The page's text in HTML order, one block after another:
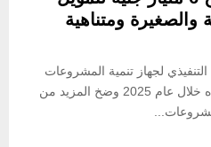
ومتناهية
لجهاز تنمية المشروعات
حرص الجهاز على مواصلة جهوده خلال عام 2025 وضخ المزيد من